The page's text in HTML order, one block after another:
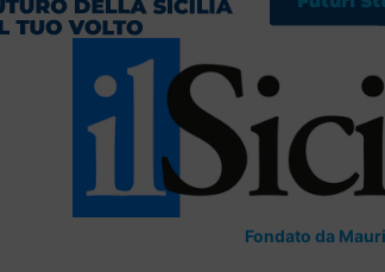
Fondato da